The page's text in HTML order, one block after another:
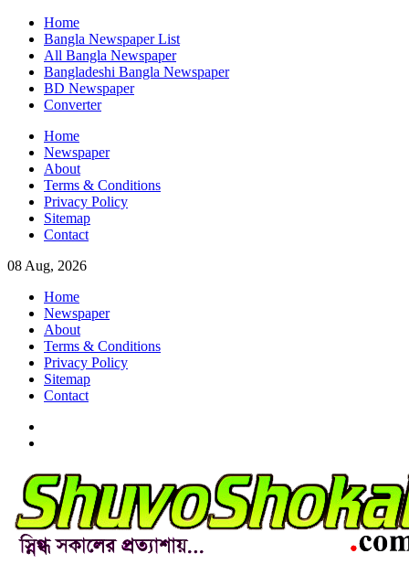
Skip
content
Home
Bangla Newspaper List
All Bangla Newspaper
Bangladeshi Bangla Newspaper
BD Newspaper
Converter
Home
Newspaper
About
Terms & Conditions
Privacy Policy
Sitemap
Contact
08 Aug, 2026
Home
Newspaper
About
Terms & Conditions
Privacy Policy
Sitemap
Contact